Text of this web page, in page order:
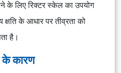
के लिए रिक्टर स्केल का उपयोग
क्षति के आधार पर तीव्रता को
है।
के कारण